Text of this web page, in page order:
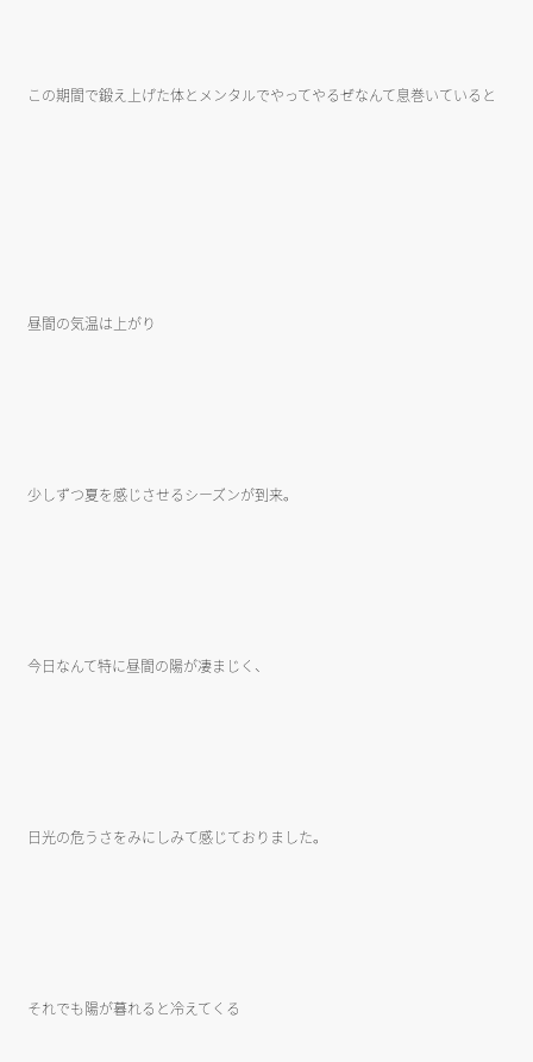
この期間で鍛え上げた体とメンタルでやってやるぜなんて息巻いていると
昼間の気温は上がり
少しずつ夏を感じさせるシーズンが到来。
今日なんて特に昼間の陽が凄まじく、
日光の危うさをみにしみて感じておりました。
それでも陽が暮れると冷えてくる